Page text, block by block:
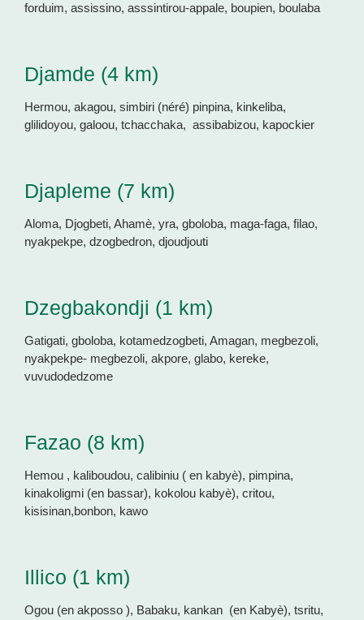
forduim, assissino, asssintirou-appale, boupien, boulaba
Djamde (4 km)
Hermou, akagou, simbiri (néré) pinpina, kinkeliba,
glilidoyou, galoou, tchacchaka, assibabizou, kapockier
Djapleme (7 km)
Aloma, Djogbeti, Ahamè, yra, gboloba, maga-faga, filao,
nyakpekpe, dzogbedron, djoudjouti
Dzegbakondji (1 km)
Gatigati, gboloba, kotamedzogbeti, Amagan, megbezoli,
nyakpekpe- megbezoli, akpore, glabo, kereke,
vuvudodedzome
Fazao (8 km)
Hemou , kaliboudou, calibiniu ( en kabyè), pimpina,
kinakoligmi (en bassar), kokolou kabyè), critou,
kisisinan,bonbon, kawo
Illico (1 km)
Ogou (en akposso ), Babaku, kankan (en Kabyè), tsritu,